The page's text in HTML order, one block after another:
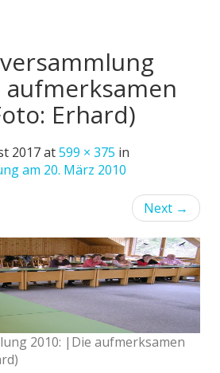
Erhard)
2017at599 × 375 in
am 20. März 2010
Next →
2010: |Die aufmerksamen